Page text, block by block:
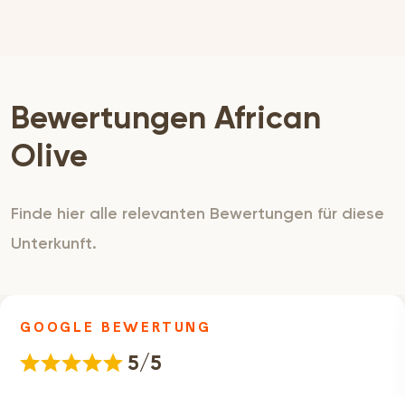
Bewertungen African
Olive
Finde hier alle relevanten Bewertungen für diese
Unterkunft.
GOOGLE BEWERTUNG
5/5